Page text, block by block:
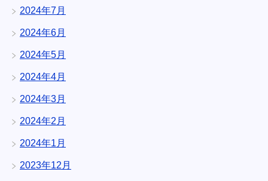
2024年7月
2024年6月
2024年5月
2024年4月
2024年3月
2024年2月
2024年1月
2023年12月